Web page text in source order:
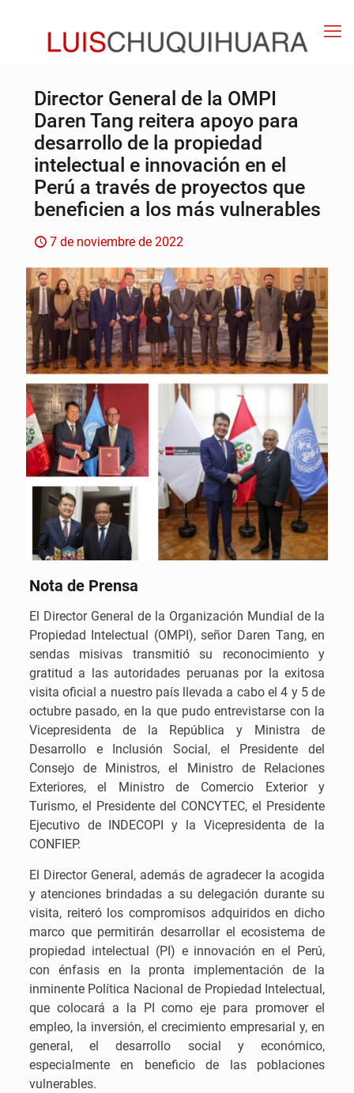
Director General de la OMPI
Daren Tang reitera apoyo para
desarrollo de la propiedad
intelectual e innovación en el
Perú a través de proyectos que
beneficien a los más vulnerables
7 de noviembre de 2022
Nota de Prensa
El Director General de la Organización Mundial de la
Propiedad Intelectual (OMPI), señor Daren Tang, en
sendas misivas transmitió su reconocimiento y
gratitud a las autoridades peruanas por la exitosa
visita oficial a nuestro país llevada a cabo el 4 y 5 de
octubre pasado, en la que pudo entrevistarse con la
Vicepresidenta de la República y Ministra de
Desarrollo e Inclusión Social, el Presidente del
Consejo de Ministros, el Ministro de Relaciones
Exteriores, el Ministro de Comercio Exterior y
Turismo, el Presidente del CONCYTEC, el Presidente
Ejecutivo de INDECOPI y la Vicepresidenta de la
CONFIEP.
El Director General, además de agradecer la acogida
y atenciones brindadas a su delegación durante su
visita, reiteró los compromisos adquiridos en dicho
marco que permitirán desarrollar el ecosistema de
propiedad intelectual (PI) e innovación en el Perú,
con énfasis en la pronta implementación de la
inminente Política Nacional de Propiedad Intelectual,
que colocará a la PI como eje para promover el
empleo, la inversión, el crecimiento empresarial y, en
general, el desarrollo social y económico,
especialmente en beneficio de las poblaciones
vulnerables.